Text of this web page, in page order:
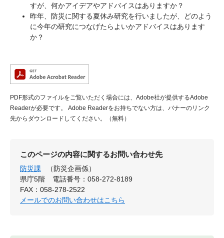
すが、何かアイデアやアドバイスはありますか？
昨年、防災に関する夏休み研究を行いましたが、どのよう
に今年の研究につなげたらよいかアドバイスはあります
か？
PDF形式のファイルをご覧いただく場合には、Adobe社が提供するAdobe
Readerが必要です。
Adobe Readerをお持ちでない方は、バナーのリンク
先からダウンロードしてください。（無料）
このページの内容に関するお問い合わせ先
防災課
（防災企画係）
県庁5階
電話番号：058-272-8189
FAX：058-278-2522
メールでのお問い合わせはこちら